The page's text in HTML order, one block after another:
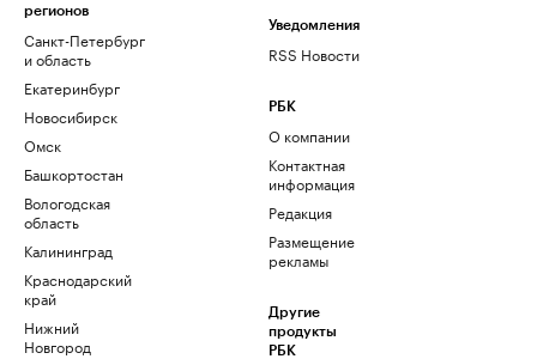
регионов
Санкт-Петербург
и область
Екатеринбург
Новосибирск
Омск
Башкортостан
Вологодская
область
Калининград
Краснодарский
край
Нижний
Новгород
Уведомления
RSS Новости
РБК
О компании
Контактная
информация
Редакция
Размещение
рекламы
Другие
продукты
РБК